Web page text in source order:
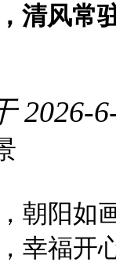
清风常
2026-
朝阳如
幸福开